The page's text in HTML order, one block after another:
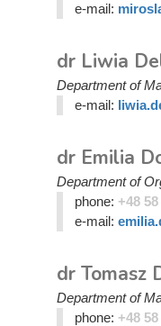
e-mail:
dr Liwia
Department of
e-mail:
dr Emilia
Department of
phone: +48
e-mail:
dr Tomasz
Department of
phone: +48